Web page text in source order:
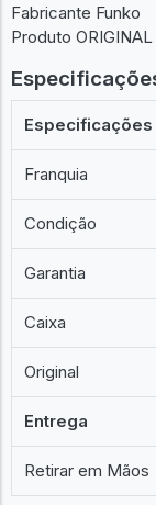
Fabricante Funko
Produto ORIGINAL
Especificações
Franquia
Condição
Garantia
Caixa
Original
Entrega
Retirar em Mãos